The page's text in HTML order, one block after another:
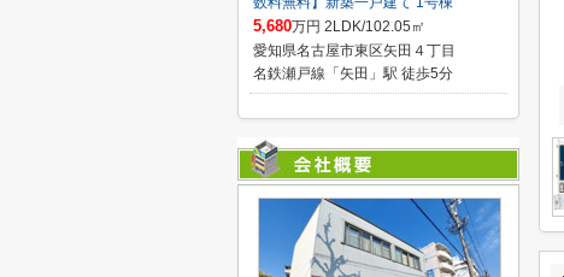
5,680万円 2LDK/102.05㎡
愛知県名古屋市東区矢田４丁目
名鉄瀬戸線「矢田」駅 徒歩5分